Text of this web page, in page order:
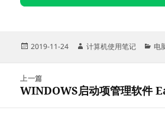
发
2019-11-24
作
计算机使用笔记
分
电
航
上一篇
上
WINDOWS启动项管理软件